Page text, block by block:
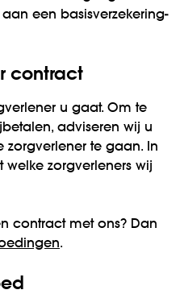
een basisverzekering-
contract
u gaat. Om te
adviseren wij u
te gaan. In
welke zorgverleners wij
contract met ons? Dan
.